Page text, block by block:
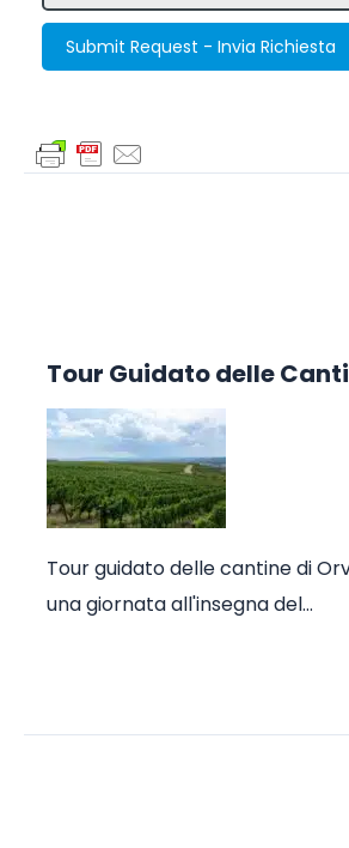
Submit Request - Invia Richiesta
Tour Guidato delle
Tour guidato delle cantine di
una giornata all'insegna del…